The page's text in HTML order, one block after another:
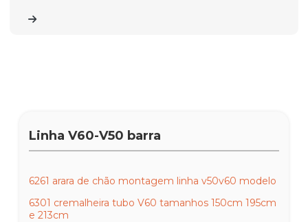
Linha V60-V50 barra
6261 arara de chão montagem linha v50v60 modelo
6301 cremalheira tubo V60 tamanhos 150cm 195cm
e 213cm